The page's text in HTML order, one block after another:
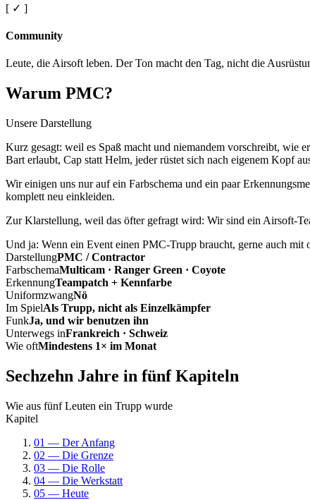
[ ✓ ]
Community
Leute, die Airsoft leben. Der Ton macht den Tag, nicht die
Warum PMC?
Unsere Darstellung
Kurz gesagt: weil es Spaß macht und niemandem vorschreibt, wie
Bart erlaubt, Cap statt Helm, jeder rüstet sich nach eigenem Kopf
Wir einigen uns nur auf ein Farbschema und ein paar
komplett neu einkleiden.
Zur Klarstellung, weil das öfter gefragt wird: Wir sind ein Airsoft-
Und ja: Wenn ein Event einen PMC-Trupp braucht, gerne auch
DarstellungPMC / Contractor
FarbschemaMulticam · Ranger Green · Coyote
ErkennungTeampatch + Kennfarbe
UniformzwangNö
Im SpielAls Trupp, nicht als Einzelkämpfer
FunkJa, und wir benutzen ihn
Unterwegs inFrankreich · Schweiz
Wie oftMindestens 1× im Monat
Sechzehn Jahre in fünf Kapiteln
Wie aus fünf Leuten ein Trupp wurde
Kapitel
01 — Der Anfang
02 — Die Grenze
03 — Die Rolle
04 — Die Werkstatt
05 — Heute